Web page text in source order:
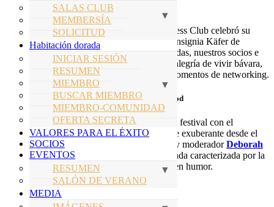
SALAS CLUB
MEMBERSÍA
SOLICITUD
Habitación dorada
INICIAR SESIÓN
RESUMEN
MIEMBRO
BUSCAR MIEMBRO
MIEMBRO-COMUNIDAD
OFERTA SECRETA
VALORES PARA EL ÉXITO
SOCIOS
EVENTOS
RESUMEN
SALÓN DE VERANO
MEDIA
La tradición se une a la exclusividad
El 2 de octubre de 2025, el Fine Time Business Club celebró su
primera Oktoberfest en la tradicional tienda insignia Käfer de
Múnich. Ante un público que agotó las entradas, nuestros socios e
invitados disfrutaron de una velada llena de alegría de vivir bávara,
momentos estelares de famosos y valiosos momentos de networking.
Una inauguración de barril con estilo de Hollywood
Estrella de HollywoodRalf Moeller
abrió el festival con el
tradicional toque de barril y creó un ambiente exuberante desde el
principio. Junto con el anfitrión
y moderadorDeborah
Hill-Müllernos condujo a través de una velada caracterizada por la
música, el arte, las delicias culinarias y el buen humor.
Música, arte y ambiente puro